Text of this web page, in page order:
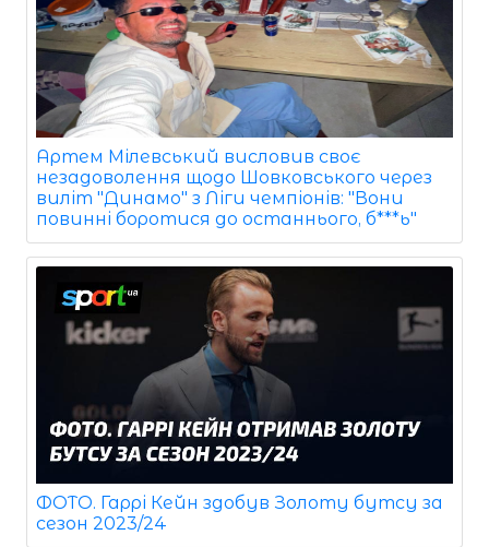
Артем Мілевський висловив своє
незадоволення щодо Шовковського через
виліт "Динамо" з Ліги чемпіонів: "Вони
повинні боротися до останнього, б***ь"
ФОТО. Гаррі Кейн здобув Золоту бутсу за
сезон 2023/24